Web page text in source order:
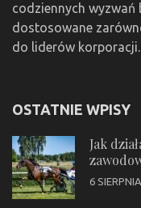
codziennych wyzwań
dostosowane
do liderów korporacji.
OSTATNIE WPISY
Jak
6